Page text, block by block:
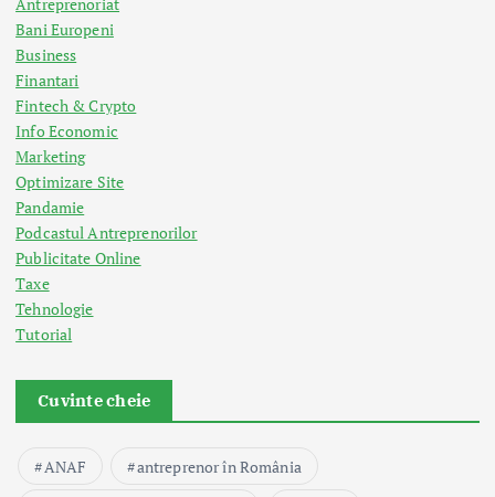
Bani Europeni
Business
Finantari
Fintech & Crypto
Info Economic
Marketing
Optimizare Site
Pandamie
Podcastul Antreprenorilor
Publicitate Online
Taxe
Tehnologie
Tutorial
Cuvinte cheie
ANAF
antreprenor în România